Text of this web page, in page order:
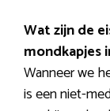
Wat zijn de
mondkapjes
Wanneer we
is een niet-